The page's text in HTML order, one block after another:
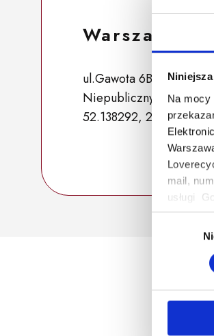
Na mocy
mail,
usługi
godzina
Warszawa 114
ul.Gawota 6B, 02-830
Niepubliczny punkt
52.138292, 21.013010